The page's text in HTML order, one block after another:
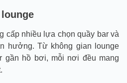
cấp nhiều lựa chọn quầy bar và
hưởng. Từ không gian lounge
gần hồ bơi, mỗi nơi đều mang